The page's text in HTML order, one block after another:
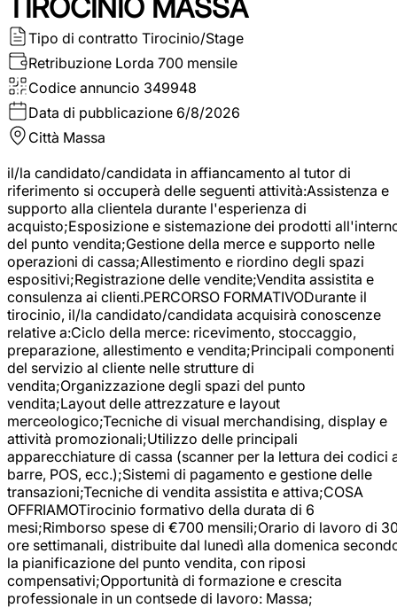
TIROCINIO MASSA
Tipo di contratto Tirocinio/Stage
Retribuzione Lorda 700 mensile
Codice annuncio 349948
Data di pubblicazione 6/8/2026
Città Massa
il/la candidato/candidata in affiancamento al tutor di
riferimento si occuperà delle seguenti attività:Assistenza e
supporto alla clientela durante l'esperienza di
acquisto;Esposizione e sistemazione dei prodotti
del punto vendita;Gestione della merce e supporto nelle
operazioni di cassa;Allestimento e riordino degli spazi
espositivi;Registrazione delle vendite;Vendita assistita e
consulenza ai clienti.PERCORSO FORMATIVODurante il
tirocinio, il/la candidato/candidata acquisirà conoscenze
relative a:Ciclo della merce: ricevimento, stoccaggio,
preparazione, allestimento e vendita;Principali componenti
del servizio al cliente nelle strutture di
vendita;Organizzazione degli spazi del punto
vendita;Layout delle attrezzature e layout
merceologico;Tecniche di visual merchandising, display e
attività promozionali;Utilizzo delle principali
apparecchiature di cassa (scanner per la lettura dei codici
barre, POS, ecc.);Sistemi di pagamento e gestione delle
transazioni;Tecniche di vendita assistita e attiva;COSA
OFFRIAMOTirocinio formativo della durata di 6
mesi;Rimborso spese di €700 mensili;Orario di lavoro di
ore settimanali, distribuite dal lunedì alla domenica
la pianificazione del punto vendita, con riposi
compensativi;Opportunità di formazione e crescita
professionale in un contsede di lavoro: Massa;